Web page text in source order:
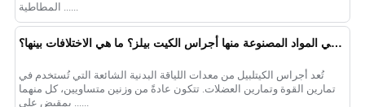
ما هي المواد المصنوعة منها أجراس الكيت بيلز؟ ما هي الاختلافات بينها؟
تُعد أجراس الكيتلبيل من معدات اللياقة البدنية الشائعة التي تُستخدم في
تمارين القوة وتمارين العضلات. تتكون عادةً من وزنين متساويين، كل منهما